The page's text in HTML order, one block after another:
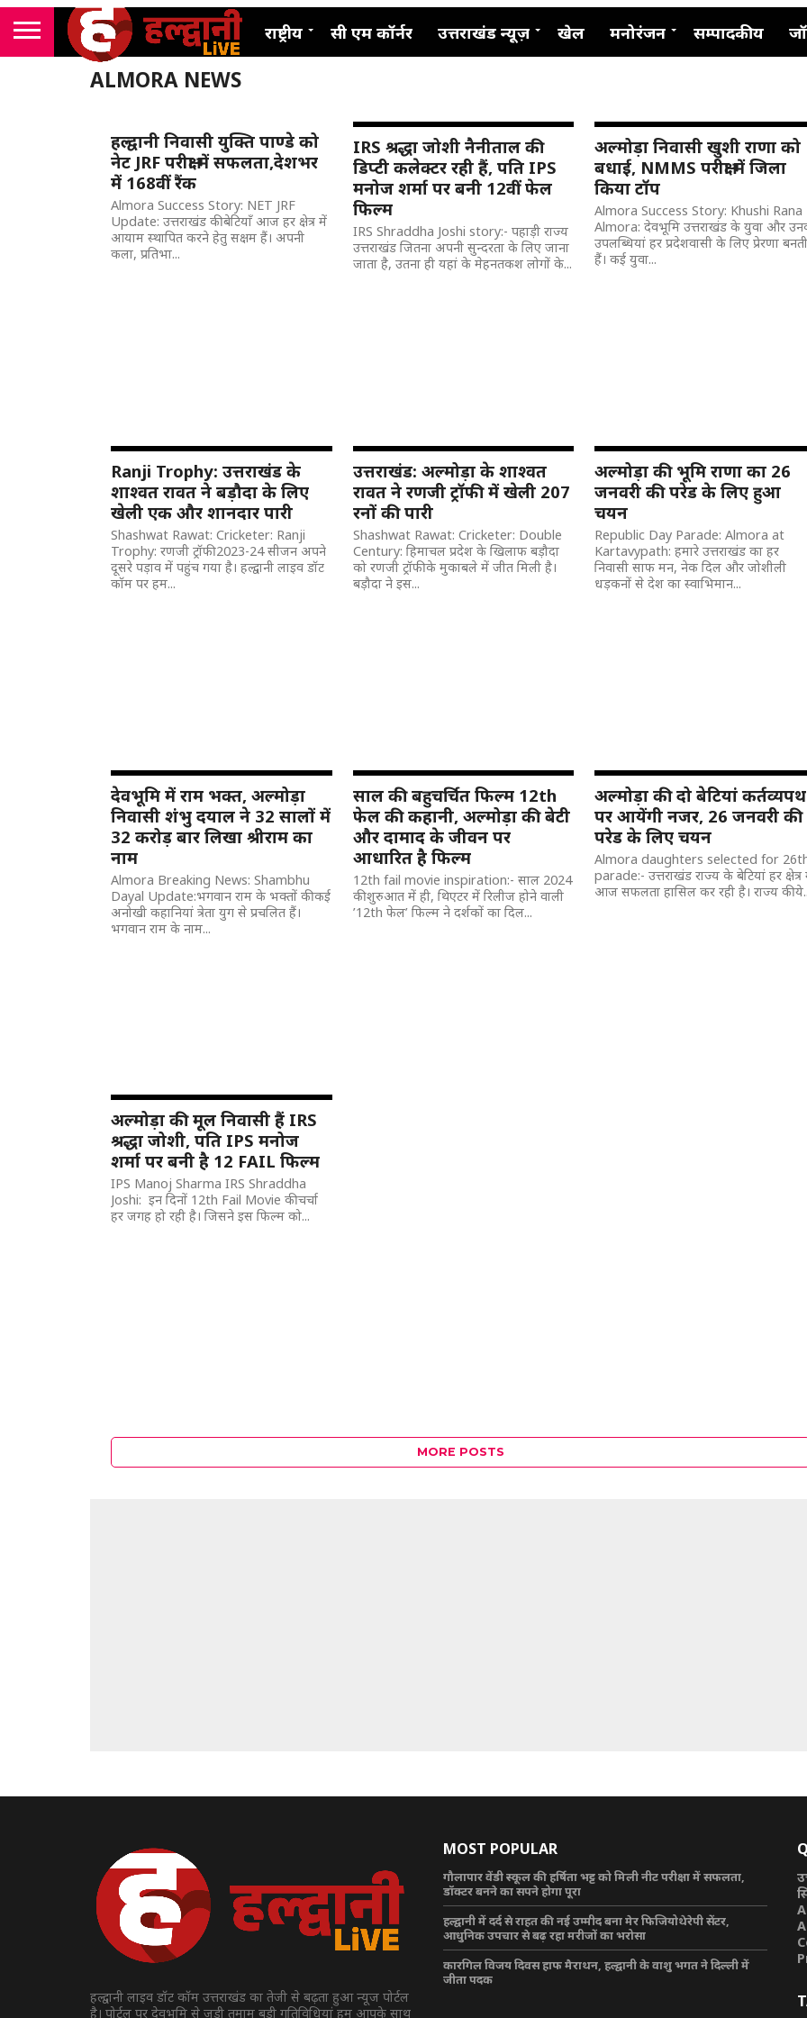
राष्ट्रीय सी एम कॉर्नर उत्तराखंड न्यूज़ खेल मनोरंजन सम्पादकीय
ALMORA NEWS
हल्द्वानी निवासी युक्ति पाण्डे को
नेट JRF परीक्षा में सफलता,देशभर
में 168वीं रैंक
Almora Success Story: NET JRF
Update: उत्तराखंड की बेटियाँ आज हर क्षेत्र में
आयाम स्थापित करने हेतु सक्षम हैं। अपनी
कला, प्रतिभा...
IRS श्रद्धा जोशी नैनीताल की
डिप्टी कलेक्टर रही हैं, पति IPS
मनोज शर्मा पर बनी 12वीं फेल
फिल्म
IRS Shraddha Joshi story:- पहाड़ी राज्य
उत्तराखंड जितना अपनी सुन्दरता के लिए जाना
जाता है, उतना ही यहां के मेहनतकश लोगों के...
अल्मोड़ा निवासी खुशी राणा को
बधाई, NMMS परीक्षा में जिला
किया टॉप
Almora Success Story: Khushi Rana
Almora: देवभूमि उत्तराखंड के युवा और
उपलब्धियां हर प्रदेशवासी के लिए प्रेरणा बनती
हैं। कई युवा...
Ranji Trophy: उत्तराखंड के
शाश्वत रावत ने बड़ौदा के लिए
खेली एक और शानदार पारी
Shashwat Rawat: Cricketer: Ranji
Trophy: रणजी ट्रॉफी 2023-24 सीजन अपने
दूसरे पड़ाव में पहुंच गया है। हल्द्वानी लाइव डॉट
कॉम पर हम...
उत्तराखंड: अल्मोड़ा के शाश्वत
रावत ने रणजी ट्रॉफी में खेली 207
रनों की पारी
Shashwat Rawat: Cricketer: Double
Century: हिमाचल प्रदेश के खिलाफ बड़ौदा
को रणजी ट्रॉफी के मुकाबले में जीत मिली है।
बड़ौदा ने इस...
अल्मोड़ा की भूमि राणा का 26
जनवरी की परेड के लिए हुआ
चयन
Republic Day Parade: Almora at
Kartavypath: हमारे उत्तराखंड का हर
निवासी साफ मन, नेक दिल और जोशीली
धड़कनों से देश का स्वाभिमान...
देवभूमि में राम भक्त, अल्मोड़ा
निवासी शंभु दयाल ने 32 सालों में
32 करोड़ बार लिखा श्रीराम का
नाम
Almora Breaking News: Shambhu
Dayal Update:भगवान राम के भक्तों की कई
अनोखी कहानियां त्रेता युग से प्रचलित हैं।
भगवान राम के नाम...
साल की बहुचर्चित फिल्म 12th
फेल की कहानी, अल्मोड़ा की बेटी
और दामाद के जीवन पर
आधारित है फिल्म
12th fail movie inspiration:- साल 2024
की शुरुआत में ही, थिएटर में रिलीज होने वाली
’12th फेल’ फिल्म ने दर्शकों का दिल...
अल्मोड़ा की दो बेटियां कर्तव्यपथ
पर आयेंगी नजर, 26 जनवरी की
परेड के लिए चयन
Almora daughters selected for
parade:- उत्तराखंड राज्य के बेटियां हर क्षेत्र
आज सफलता हासिल कर रही है। राज्य की
अल्मोड़ा की मूल निवासी हैं IRS
श्रद्धा जोशी, पति IPS मनोज
शर्मा पर बनी है 12 FAIL फिल्म
IPS Manoj Sharma IRS Shraddha
Joshi: इन दिनों 12th Fail Movie की चर्चा
हर जगह हो रही है। जिसने इस फिल्म को...
MORE POSTS
हल्द्वानी लाइव डॉट कॉम उत्तराखंड का तेजी से बढ़ता हुआ न्यूज पोर्टल
है। पोर्टल पर देवभूमि से जुड़ी तमाम बड़ी गतिविधियां हम आपके साथ
MOST POPULAR
गौलापार वेंडी स्कूल की हर्षिता भट्ट को मिली नीट परीक्षा में सफलता,
डॉक्टर बनने का सपने होगा पूरा
हल्द्वानी में दर्द से राहत की नई उम्मीद बना मेर फिजियोथेरेपी सेंटर,
आधुनिक उपचार से बढ़ रहा मरीजों का भरोसा
कारगिल विजय दिवस हाफ मैराथन, हल्द्वानी के वाशु भगत ने दिल्ली में
जीता पदक